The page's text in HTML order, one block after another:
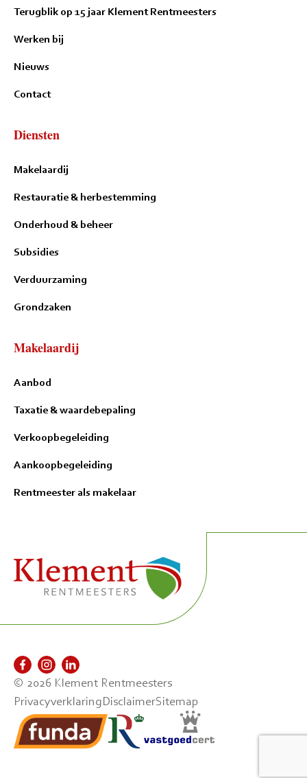
Terugblik op 15 jaar Klement Rentmeesters
Werken bij
Nieuws
Contact
Diensten
Makelaardij
Restauratie & herbestemming
Onderhoud & beheer
Subsidies
Verduurzaming
Grondzaken
Makelaardij
Aanbod
Taxatie & waardebepaling
Verkoopbegeleiding
Aankoopbegeleiding
Rentmeester als makelaar
PrivacyverklaringDisclaimerSitemap
© 2026 Klement Rentmeesters